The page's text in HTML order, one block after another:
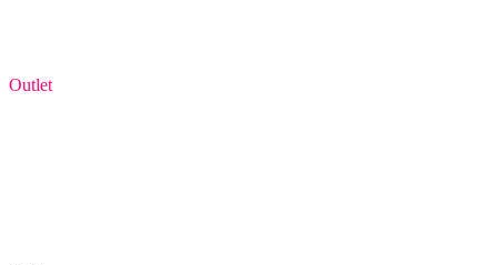
Outlet